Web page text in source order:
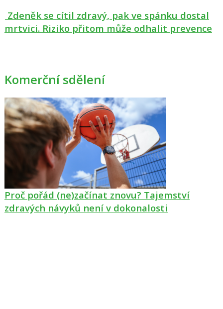
Zdeněk se cítil zdravý, pak ve spánku dostal
mrtvici. Riziko přitom může odhalit prevence
Komerční sdělení
Proč pořád (ne)začínat znovu? Tajemství
zdravých návyků není v dokonalosti